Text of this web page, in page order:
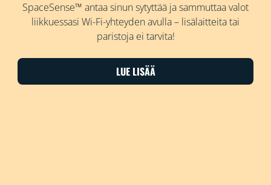
SpaceSense™ antaa sinun sytyttää ja sammuttaa valot
liikkuessasi Wi-Fi-yhteyden avulla – lisälaitteita tai
paristoja ei tarvita!
LUE LISÄÄ